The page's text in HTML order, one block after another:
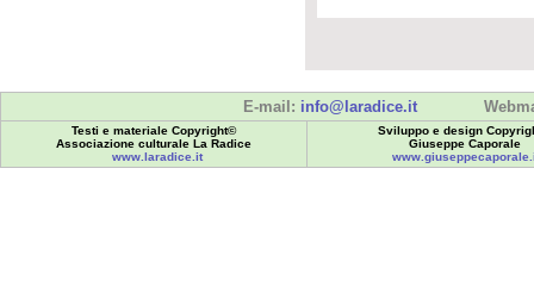
E-mail: info@laradice.it
Testi e materiale Copyright©
Associazione culturale La Radice
www.laradice.it
Sviluppo e design
Giuseppe Caporale